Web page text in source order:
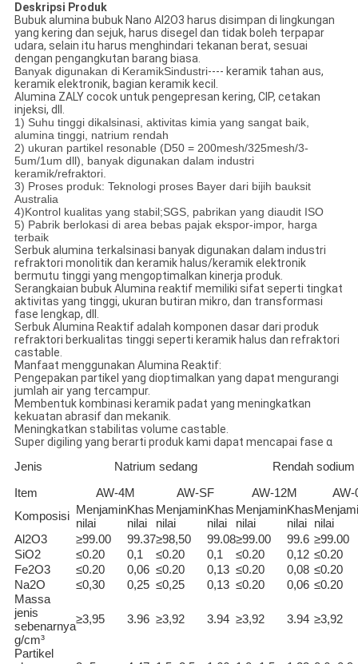
Deskripsi Produk
Bubuk alumina bubuk Nano Al2O3 harus disimpan di lingkungan
yang kering dan sejuk, harus disegel dan tidak boleh terpapar
udara, selain itu harus menghindari tekanan berat, sesuai
dengan pengangkutan barang biasa.
Banyak digunakan di KeramikSindustri---- keramik tahan aus,
keramik elektronik, bagian keramik kecil.
Alumina ZALY cocok untuk pengepresan kering, CIP, cetakan
injeksi, dll.
1) Suhu tinggi dikalsinasi, aktivitas kimia yang sangat baik,
alumina tinggi, natrium rendah
2) ukuran partikel resonable (D50 = 200mesh/325mesh/3-
5um/1um dll), banyak digunakan dalam industri
keramik/refraktori.
3) Proses produk: Teknologi proses Bayer dari bijih bauksit
Australia
4)Kontrol kualitas yang stabil;SGS, pabrikan yang diaudit ISO
5) Pabrik berlokasi di area bebas pajak ekspor-impor, harga
terbaik
Serbuk alumina terkalsinasi banyak digunakan dalam industri
refraktori monolitik dan keramik halus/keramik elektronik
bermutu tinggi yang mengoptimalkan kinerja produk.
Serangkaian bubuk Alumina reaktif memiliki sifat seperti tingkat
aktivitas yang tinggi, ukuran butiran mikro, dan transformasi
fase lengkap, dll.
Serbuk Alumina Reaktif adalah komponen dasar dari produk
refraktori berkualitas tinggi seperti keramik halus dan refraktori
castable.
Manfaat menggunakan Alumina Reaktif:
Pengepakan partikel yang dioptimalkan yang dapat mengurangi
jumlah air yang tercampur.
Membentuk kombinasi keramik padat yang meningkatkan
kekuatan abrasif dan mekanik.
Meningkatkan stabilitas volume castable.
Super digiling yang berarti produk kami dapat mencapai fase α
Jenis Natrium sedang
Rendah sodium
Item
AW-4M AW-SF AW-12M
AW-
Komposisi Menjamin
nilai
Khas
nilai
Menjamin
nilai
Khas
nilai
Menjamin
nilai
Khas
nilai nilai
Al2O3
≥99.00 99.37≥98,50 99.08≥99.00 99.6 ≥99.00
SiO2
≤0.20 0,1 ≤0.20 0,1 ≤0.20 0,12 ≤0.20
Fe2O3
≤0.20 0,06 ≤0.20 0,13 ≤0.20 0,08 ≤0.20
Na2O
≤0,30 0,25 ≤0,25 0,13 ≤0.20 0,06 ≤0.20
Massa
jenis
sebenarnya
g/cm³
≥3,95 3.96 ≥3,92 3.94 ≥3,92 3.94 ≥3,92
Partikel